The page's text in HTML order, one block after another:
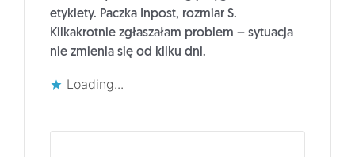
etykiety. Paczka Inpost, rozmiar S.
Kilkakrotnie zgłaszałam problem – sytuacja
nie zmienia się od kilku dni.
Loading...